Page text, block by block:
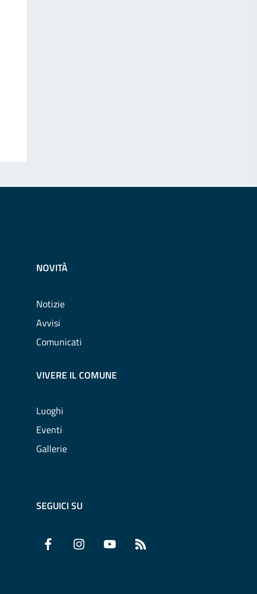
NOVITÀ
Notizie
Avvisi
Comunicati
VIVERE IL COMUNE
Luoghi
Eventi
Gallerie
SEGUICI SU
Facebook InstagramYouTube